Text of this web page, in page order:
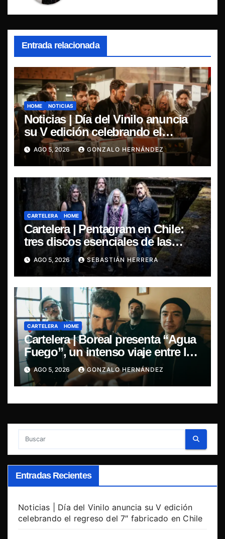
Entrada relacionada
HOME NOTICIAS
Noticias | Día del Vinilo anuncia
su V edición celebrando el
regreso del 7″ fabricado en Chile
AGO 5, 2026 GONZALO HERNÁNDEZ
CARTELERA HOME
Cartelera | Pentagram en Chile:
tres discos esenciales de las
leyendas del doom
AGO 5, 2026 SEBASTIÁN HERRERA
CARTELERA HOME
Cartelera | Boreal presenta “Agua
Fuego”, un intenso viaje entre la
pasión y la desilusión
AGO 5, 2026 GONZALO HERNÁNDEZ
Entradas Recientes
Noticias | Día del Vinilo anuncia su V edición
celebrando el regreso del 7″ fabricado en Chile